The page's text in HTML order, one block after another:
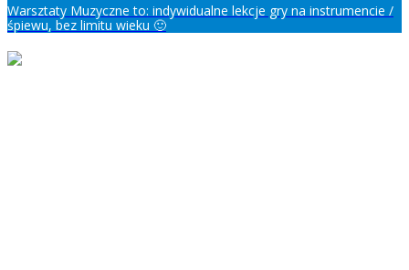
Warsztaty Muzyczne to: indywidualne lekcje gry na instrumencie /
śpiewu, bez limitu wieku 🙂